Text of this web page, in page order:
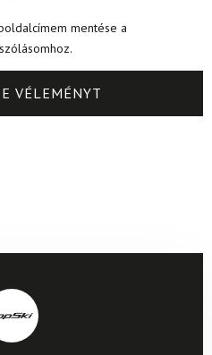
mentése a